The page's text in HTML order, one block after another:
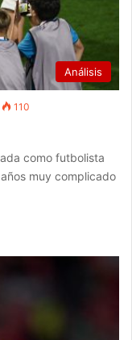
Análisis
110
como futbolista
muy complicado